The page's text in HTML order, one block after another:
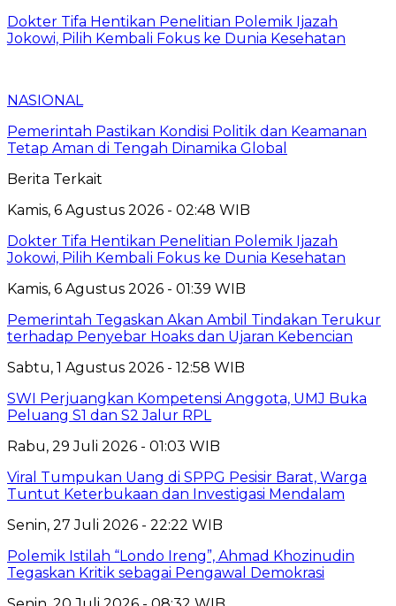
Dokter Tifa Hentikan Penelitian Polemik Ijazah
Jokowi, Pilih Kembali Fokus ke Dunia Kesehatan
NASIONAL
Pemerintah Pastikan Kondisi Politik dan Keamanan
Tetap Aman di Tengah Dinamika Global
Berita Terkait
Kamis, 6 Agustus 2026 - 02:48 WIB
Dokter Tifa Hentikan Penelitian Polemik Ijazah
Jokowi, Pilih Kembali Fokus ke Dunia Kesehatan
Kamis, 6 Agustus 2026 - 01:39 WIB
Pemerintah Tegaskan Akan Ambil Tindakan Terukur
terhadap Penyebar Hoaks dan Ujaran Kebencian
Sabtu, 1 Agustus 2026 - 12:58 WIB
SWI Perjuangkan Kompetensi Anggota, UMJ Buka
Peluang S1 dan S2 Jalur RPL
Rabu, 29 Juli 2026 - 01:03 WIB
Viral Tumpukan Uang di SPPG Pesisir Barat, Warga
Tuntut Keterbukaan dan Investigasi Mendalam
Senin, 27 Juli 2026 - 22:22 WIB
Polemik Istilah “Londo Ireng”, Ahmad Khozinudin
Tegaskan Kritik sebagai Pengawal Demokrasi